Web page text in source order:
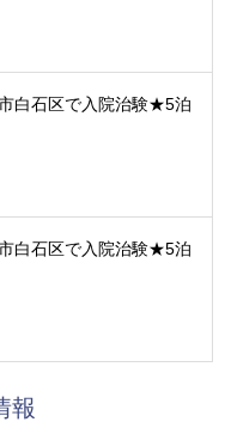
白石区で入院治験★5泊
白石区で入院治験★5泊
報